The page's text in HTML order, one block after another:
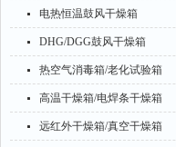
电热恒温鼓风干燥箱
DHG/DGG鼓风干燥箱
热空气消毒箱/老化试验箱
高温干燥箱/电焊条干燥箱
远红外干燥箱/真空干燥箱